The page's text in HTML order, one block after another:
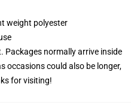
weight polyester
Packages normally arrive inside
occasions could also be longer,
for visiting!